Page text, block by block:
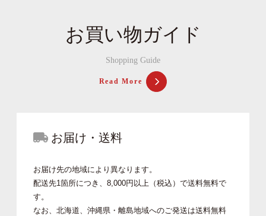
お買い物ガイド
Shopping Guide
Read More
お届け・送料
お届け先の地域により異なります。
配送先1箇所につき、8,000円以上（税込）で送料無料で
す。
なお、北海道、沖縄県・離島地域へのご発送は送料無料